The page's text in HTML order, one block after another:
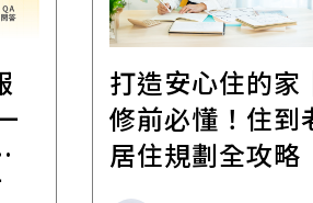
打造安心住的家
修前必懂！住到
居住規劃全攻略